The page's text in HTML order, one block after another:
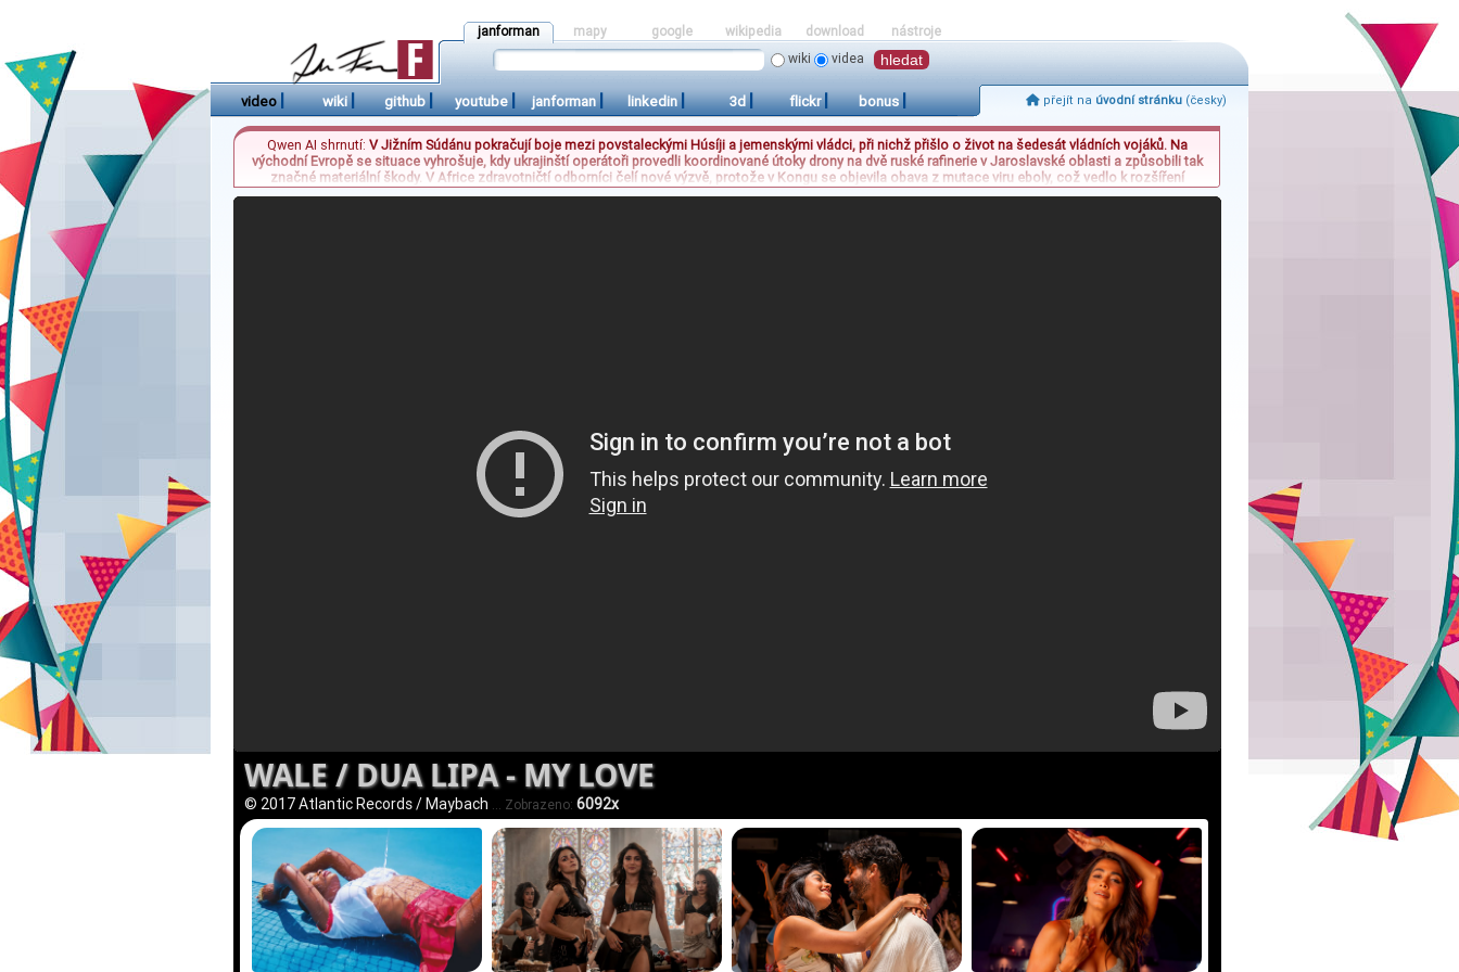
janforman
wiki
videa
mapy google wikipedia download nástroje
video | wiki | github | youtube | janforman | linkedin | 3d | flickr | bonus | přejít na úvodní stránku (česky)
Qwen AI shrnutí: V Jižním Súdánu pokračují boje mezi povstaleckými Húsíji a jemenskými vládci, při nichž přišlo o život na šedesát vládních vojáků. Na
východní Evropě se situace vyhrošuje, kdy ukrajinští operátoři provedli koordinované útoky drony na dvě ruské rafinerie v Jaroslavské oblasti a způsobili tak
značné materiální škody. V Africe zdravotničtí odborníci čelí nové výzvě, protože v Kongu se objevila obava z mutace viru eboly, což vedlo k rozšíření
protiepidemických opatření. Na domácí sportovní scéně se zase dočkali zklamání hokejisté Hradce Králové, kteří proti Besiktasu promrhali několik gólových
WALE / DUA LIPA - MY LOVE
© 2017 Atlantic Records / Maybach ... Zobrazeno: 6092x